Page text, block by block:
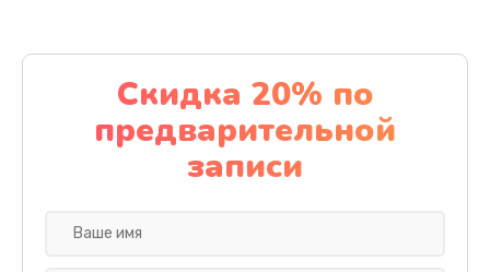
Заказать
Замена дисплея (экрана)
2000 руб.
Заказать
Ремонт платы электроники
Скидка 20% по
предварительной
записи